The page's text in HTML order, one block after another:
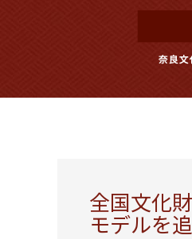
全国文化
モデルを